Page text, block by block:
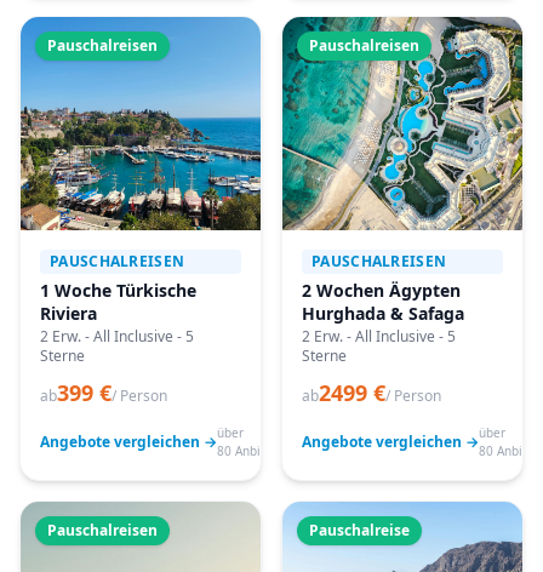
Pauschalreisen
PAUSCHALREISEN
1 Woche Türkische
Riviera
2 Erw. - All Inclusive - 5
Sterne
ab399 €/ Person
Angebote vergleichen →über
80 Anbieter
Pauschalreisen
PAUSCHALREISEN
2 Wochen Ägypten
Hurghada & Safaga
2 Erw. - All Inclusive - 5
Sterne
ab2499 €/ Person
Angebote vergleichen →über
80
Pauschalreisen Pauschalreise